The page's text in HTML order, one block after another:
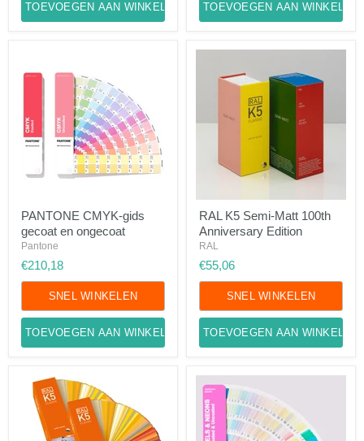
TOEVOEGEN AAN WINKELWAGENTOEVOEGEN AAN
CMYK-
gids
gecoat
ongecoat
PANTONE CMYK-gids
gecoat en ongecoat
Pantone
€210,18
SNEL WINKELEN
TOEVOEGEN AAN WINKELWAGEN
K5
Semi-
Matt
Anniversary
Edition
RAL K5 Semi-Matt 100th
Anniversary Edition
RAL
€55,06
SNEL WINKELEN
TOEVOEGEN AAN